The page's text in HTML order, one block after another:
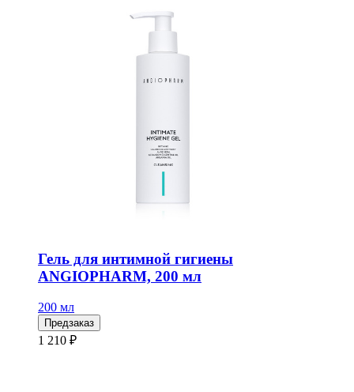
Гель для интимной гигиены
ANGIOPHARM, 200 мл
200 мл
Предзаказ
1 210 ₽